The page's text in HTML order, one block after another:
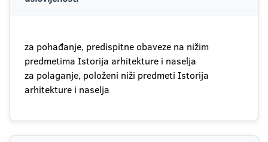
za pohađanje, predispitne obaveze na nižim
predmetima Istorija arhitekture i naselja
za polaganje, položeni niži predmeti Istorija
arhitekture i naselja